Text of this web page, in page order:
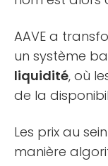
AAVE a
un système
liquidité, où
de la
Les prix au
manière